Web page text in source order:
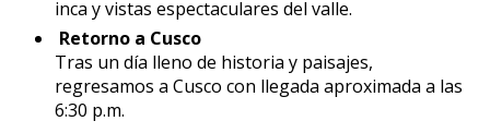
inca y vistas espectaculares del valle.
Retorno a Cusco
Tras un día lleno de historia y paisajes,
regresamos a Cusco con llegada aproximada a las
6:30 p.m.